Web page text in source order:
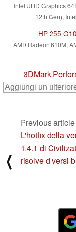
Intel UHD Graphics
12th Gen),
HP 255
AMD Radeon 610M,
3DMark
⟨
Previous article
L'hotfix della
1.4.1 di
risolve diversi